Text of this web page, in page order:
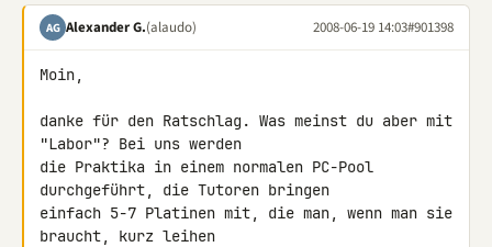
AG Alexander G.(alaudo) 2008-06-19 14:03#901398
Moin,
danke für den Ratschlag. Was meinst du aber mit
"Labor"? Bei uns werden
die Praktika in einem normalen PC-Pool
durchgeführt, die Tutoren bringen
einfach 5-7 Platinen mit, die man, wenn man sie
braucht, kurz leihen